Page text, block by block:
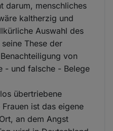
darum, menschliches
kaltherzig und
Auswahl des
These der
von
- und falsche - Belege
übertriebene
ist das eigene
an dem Angst